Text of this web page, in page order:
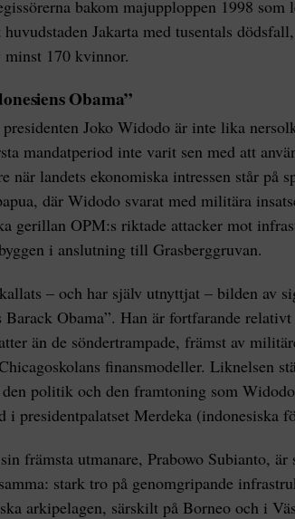
bakom majupploppen 1998
Jakarta med tusentals
minst 170 kvinnor.
Obama”
Joko Widodo är inte lika
mandatperiod inte varit sen med att
när landets ekonomiska intressen står på
där Widodo svarat med militära
gerillan OPM:s riktade attacker mot
i anslutning till Grasberggruvan.
– och har själv utnyttjat – bilden av
Barack Obama”. Han är fortfarande
än de söndertrampade, främst av
finansmodeller. Liknelsen
den politik och den framtoning som
i presidentpalatset Merdeka (indonesiska
främsta utmanare, Prabowo Subianto, är
stark tro på genomgripande
arkipelagen, särskilt på Borneo och i